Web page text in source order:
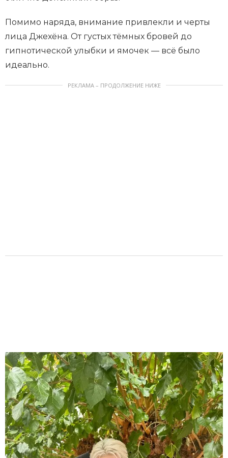
Помимо наряда, внимание привлекли и черты
лица Джехёна. От густых тёмных бровей до
гипнотической улыбки и ямочек — всё было
идеально.
РЕКЛАМА – ПРОДОЛЖЕНИЕ НИЖЕ